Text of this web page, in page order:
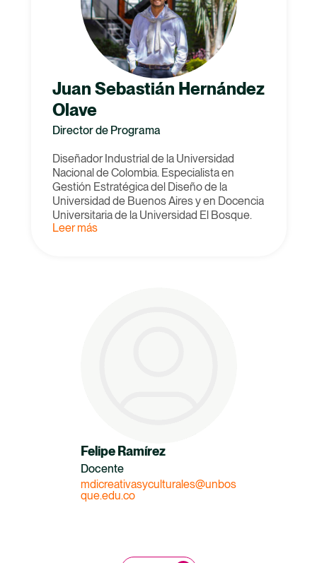
Juan Sebastián Hernández
Olave
Director de Programa
Diseñador Industrial de la Universidad
Nacional de Colombia. Especialista en
Gestión Estratégica del Diseño de la
Universidad de Buenos Aires y en Docencia
Universitaria de la Universidad El Bosque.
Magíster en Administración (MBA) de la
Leer más
Felipe Ramírez
Docente
mdicreativasyculturales@unbos
que.edu.co